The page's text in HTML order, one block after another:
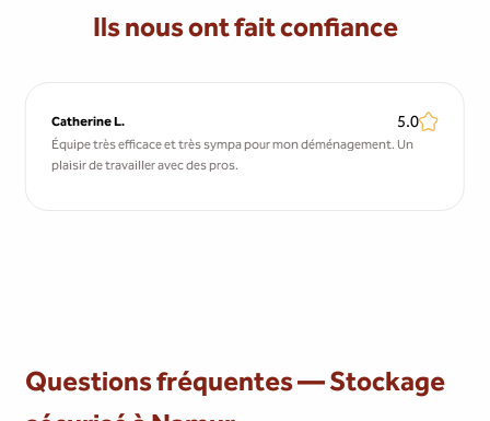
Ils nous ont fait confiance
Catherine L. 5.0
Équipe très efficace et très sympa pour mon déménagement. Un
plaisir de travailler avec des pros.
Questions fréquentes — Stockage